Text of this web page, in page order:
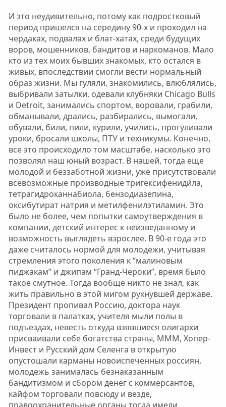
И это неудивительно, потому как подростковый
период пришелся на середину 90-х и проходил на
чердаках, подвалах и блат-хатах, среди будущих
воров, мошенников, бандитов и наркоманов. Мало
кто из тех моих бывших знакомых, кто остался в
живых, впоследствии смогли вести нормальный
образ жизни. Мы гуляли, знакомились, влюблялись,
выбривали затылки, одевали клубняки Chicago Bulls
и Detroit, занимались спортом, воровали, грабили,
обманывали, дрались, разбирались, вымогали,
обували, били, пили, курили, учились, прогуливали
уроки, бросали школы, ПТУ и техникумы. Конечно,
все это происходило том масштабе, насколько это
позволял наш юный возраст. В нашей, тогда еще
молодой и беззаботной жизни, уже присутствовали
всевозможные производные тригексифениди́ла,
тетрагидроканнабиола, бензодиазепина,
оксибутират натрия и метилфенилэтиламин. Это
было не более, чем попытки самоутверждения в
компании, детский интерес к неизведанному и
возможность выглядеть взрослее. В 90-е года это
даже считалось нормой для молодежи, учитывая
стремления этого поколения к “малиновым
пиджакам” и джипам “Гранд-Чероки”, время было
такое смутное. Тогда вообще никто не знал, как
жить правильно в этой мигом рухнувшей державе.
Президент пропивал Россию, доктора наук
торговали в палатках, учителя мыли полы в
подъездах, невесть откуда взявшиеся олигархи
присваивали себе богатства страны, МММ, Хопер-
Инвест и Русский дом Селенга в открытую
опустошали карманы новоиспеченных россиян,
молодежь занималась безнаказанным
бандитизмом и сбором денег с коммерсантов,
кайфом торговали повсюду и везде,